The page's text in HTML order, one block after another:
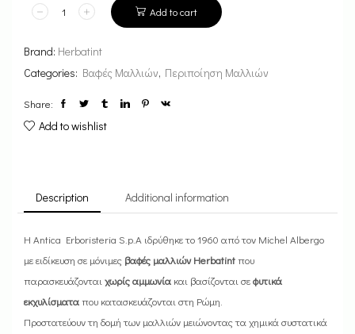
Add to cart
Brand: Herbatint
Categories: Βαφές Μαλλιών, Περιποίηση Μαλλιών
Share:
Add to wishlist
Description Additional information
Η Antica Erboristeria S.p.A ιδρύθηκε το 1960 από τον Michel Albergo
με ειδίκευση σε μόνιμες βαφές μαλλιών Herbatintπου
παρασκευάζονται χωρίς αμμωνία και βασίζονται σεφυτικά
εκχυλίσματαπου κατασκευάζονται στη Ρώμη.
Προστατεύουν τη δομή των μαλλιών μειώνοντας τα χημικά συστατικά